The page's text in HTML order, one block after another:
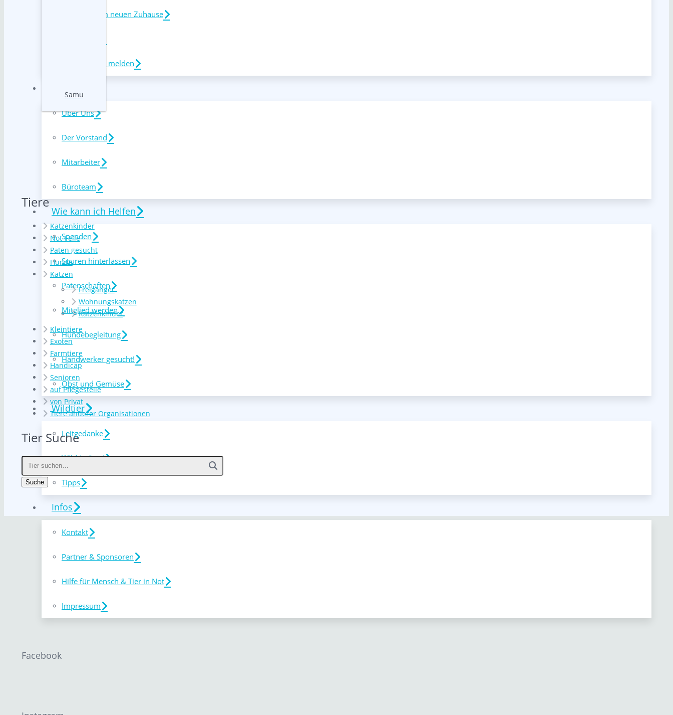
Post aus dem neuen Zuhause
Tier vermisst melden
Über Uns
Der Vorstand
Mitarbeiter
Büroteam
Wie kann ich Helfen
Spenden
Spuren hinterlassen
Patenschaften
Mitglied werden
Hundebegleitung
Handwerker gesucht!
Obst und Gemüse
Wildtier
Leitgedanke
Wildtierfund
Tipps
Infos
Kontakt
Partner & Sponsoren
Hilfe für Mensch & Tier in Not
Impressum
Facebook
Samu
Tiere
Katzenkinder
Not-Felle
Paten gesucht
Hunde
Katzen
Freigänger
Wohnungskatzen
Katzenkinder
Kleintiere
Exoten
Farmtiere
Handicap
Senioren
auf Pflegestelle
von Privat
Tiere anderer Organisationen
Tier Suche
Suche